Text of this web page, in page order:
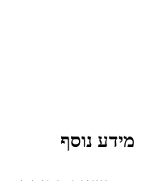
מידע נוסף